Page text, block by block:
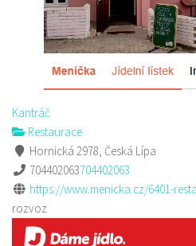
Kantráč
Restaurace
Hornická 2978, Česká Lípa
704402063704402063
https://www.menicka.cz/6401-
rozvoz